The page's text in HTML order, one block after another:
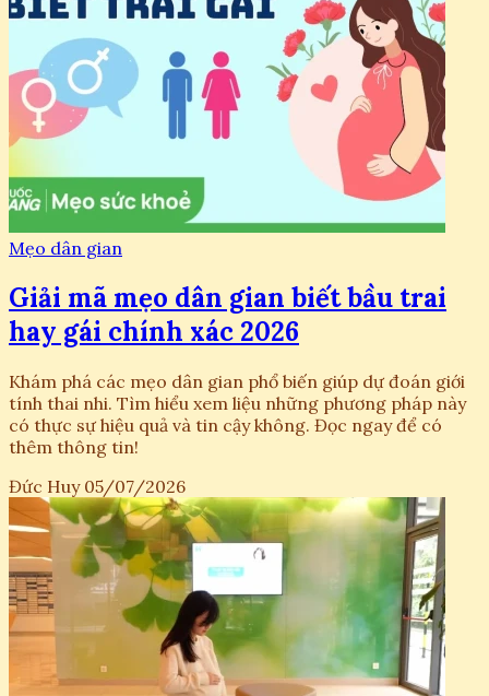
Mẹo dân gian
Giải mã mẹo dân gian biết bầu trai
hay gái chính xác 2026
Khám phá các mẹo dân gian phổ biến giúp dự đoán giới
tính thai nhi. Tìm hiểu xem liệu những phương pháp này
có thực sự hiệu quả và tin cậy không. Đọc ngay để có
thêm thông tin!
Đức Huy 05/07/2026